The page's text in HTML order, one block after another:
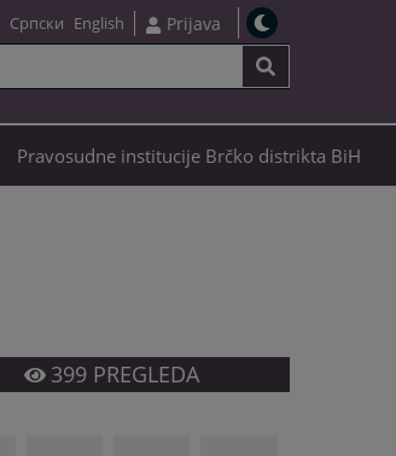
Српски English Prijava
Pravosudne institucije Brčko distrikta BiH
399PREGLEDA